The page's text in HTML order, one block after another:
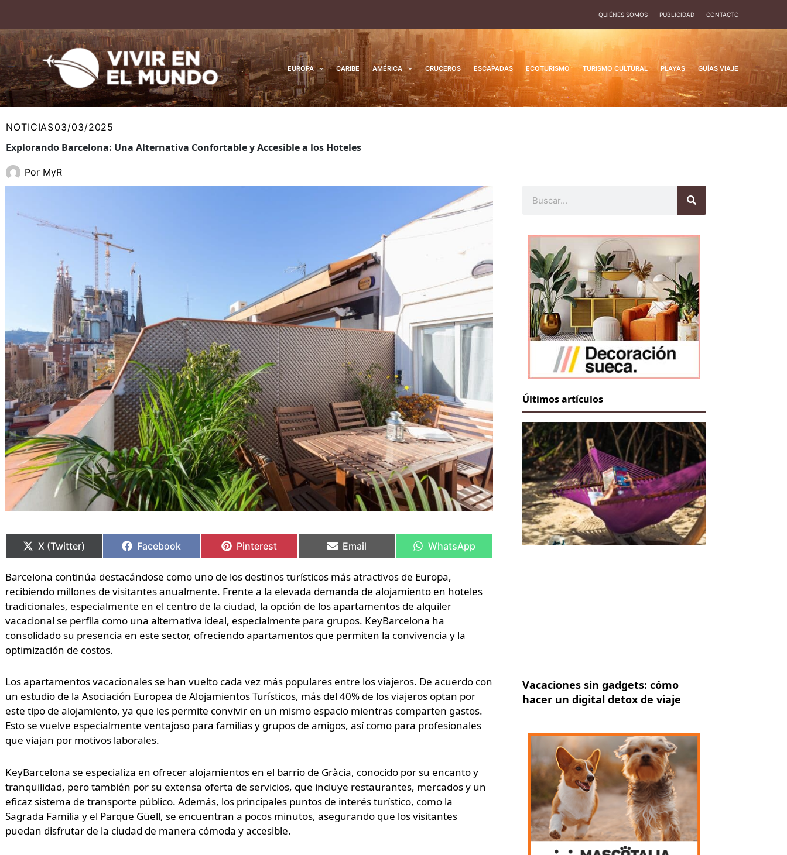
contenido
QUIÉNES SOMOS PUBLICIDAD CONTACTO
EUROPA CARIBE AMÉRICA CRUCEROS ESCAPADAS ECOTURISMO TURISMO CULTURAL PLAYAS GUÍAS VIAJE
NOTICIAS03/03/2025
Explorando Barcelona: Una Alternativa Confortable y Accesible a los Hoteles
Por MyR
en
X (Twitter)
en
Facebook
en
Pinterest
en
Email
en
WhatsApp
Barcelona continúa destacándose como uno de los destinos turísticos más atractivos de Europa,
recibiendo millones de visitantes anualmente. Frente a la elevada demanda de alojamiento en hoteles
tradicionales, especialmente en el centro de la ciudad, la opción de los apartamentos de alquiler
vacacional se perfila como una alternativa ideal, especialmente para grupos. KeyBarcelona ha
consolidado su presencia en este sector, ofreciendo apartamentos que permiten la convivencia y la
optimización de costos.
Los apartamentos vacacionales se han vuelto cada vez más populares entre los viajeros. De acuerdo con
un estudio de la Asociación Europea de Alojamientos Turísticos, más del 40% de los viajeros optan por
este tipo de alojamiento, ya que les permite convivir en un mismo espacio mientras comparten gastos.
Esto se vuelve especialmente ventajoso para familias y grupos de amigos, así como para profesionales
que viajan por motivos laborales.
KeyBarcelona se especializa en ofrecer alojamientos en el barrio de Gràcia, conocido por su encanto y
tranquilidad, pero también por su extensa oferta de servicios, que incluye restaurantes, mercados y un
eficaz sistema de transporte público. Además, los principales puntos de interés turístico, como la
Sagrada Familia y el Parque Güell, se encuentran a pocos minutos, asegurando que los visitantes
puedan disfrutar de la ciudad de manera cómoda y accesible.
en
en
en
en
en
Últimos artículos
Vacaciones sin gadgets: cómo
hacer un digital detox de viaje